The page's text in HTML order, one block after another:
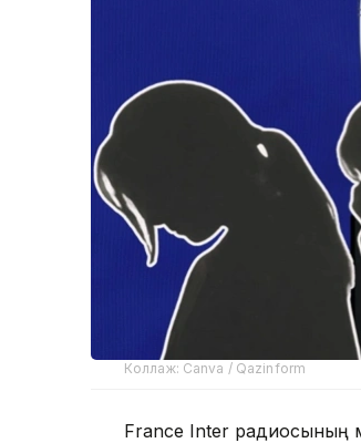
Коллаж: Canva / Qazinform
France Inter радиосының